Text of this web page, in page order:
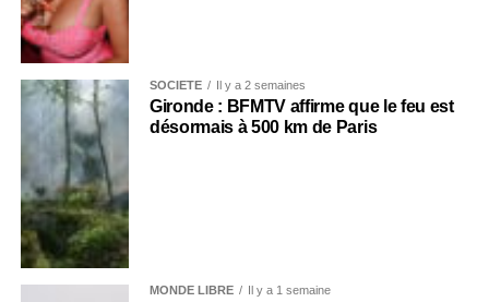
SOCIÉTÉ Il y a 2 semaines
Gironde : BFMTV affirme que le feu est
désormais à 500 km de Paris
MONDE LIBRE Il y a 1 semaine